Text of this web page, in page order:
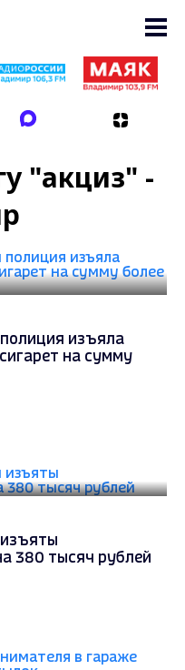
"акциз" -
изъяла
на сумму
380 тысяч рублей